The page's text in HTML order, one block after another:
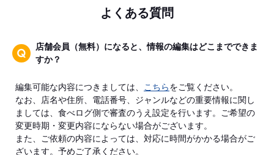
よくある質問
店舗会員（無料）になると、情報の編集はどこまでできま
すか？
編集可能な内容につきましては、 こちらをご覧ください。
なお、店名や住所、電話番号、ジャンルなどの重要情報に関し
ましては、食べログ側で審査のうえ設定を行います。ご希望の
変更時期・変更内容にならない場合がございます。
また、ご依頼の内容によっては、対応に時間がかかる場合がご
ざいます。予めご了承ください。